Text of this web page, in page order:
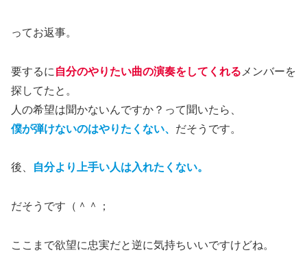
ってお返事。
要するに 自分のやりたい曲の演奏をしてくれる メンバーを
探してたと。
人の希望は聞かないんですか？って聞いたら、
僕が弾けないのはやりたくない、 だそうです。
後、 自分より上手い人は入れたくない。
だそうです（＾＾；
ここまで欲望に忠実だと逆に気持ちいいですけどね。